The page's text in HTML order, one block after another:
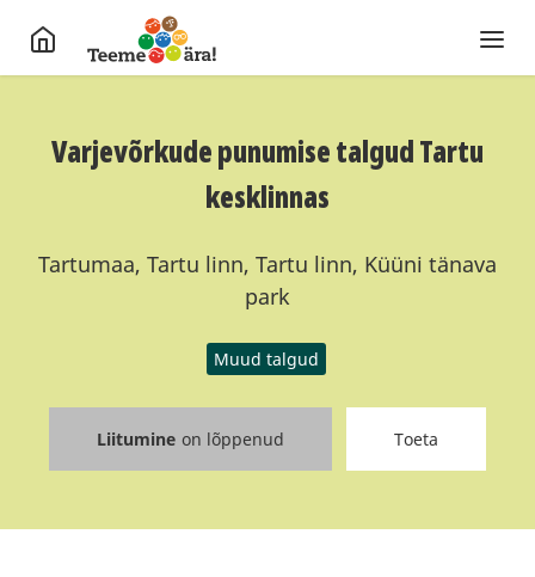
Varjevõrkude punumise talgud Tartu
kesklinnas
Tartumaa, Tartu linn, Tartu linn, Küüni tänava
park
Muud talgud
Liitumine on lõppenud Toeta